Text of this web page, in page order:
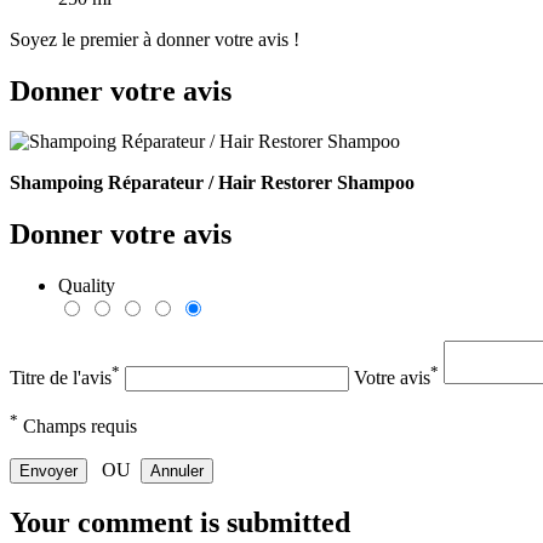
Soyez le premier à donner votre avis !
Donner votre avis
Shampoing Réparateur / Hair Restorer Shampoo
Donner votre avis
Quality
Titre de l'avis* Votre avis*
* Champs requis
Envoyer OU Annuler
Your comment is submitted